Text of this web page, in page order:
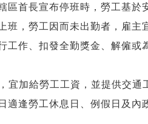
首長宣布停班時，勞工基於
，勞工因而未出勤者，雇主
作、扣發全勤獎金、解僱或
加給勞工工資，並提供交通
適逢勞工休息日、例假日及內